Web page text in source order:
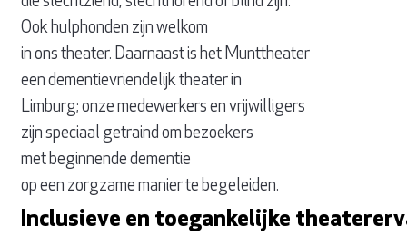
Ook hulphonden zijn welkom
in ons theater. Daarnaast is het Munttheater
een dementievriendelijk theater in
Limburg; onze medewerkers en vrijwilligers
zijn speciaal getraind om bezoekers
met beginnende dementie
op een zorgzame manier te begeleiden.
Inclusieve en toegankelijke